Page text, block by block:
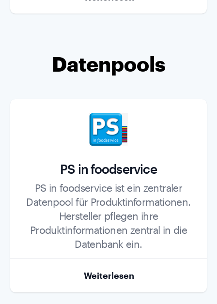
Datenpools
PS in foodservice
PS in foodservice ist ein zentraler
Datenpool für Produktinformationen.
Hersteller pflegen ihre
Produktinformationen zentral in die
Datenbank ein.
Role
Weiterlesen